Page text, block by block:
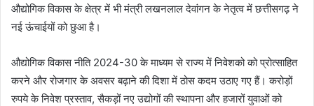
औद्योगिक विकास के क्षेत्र में भी मंत्री लखनलाल देवांगन के नेतृत्व में छत्तीसगढ़ ने
नई ऊंचाईयों को छुआ है।
औद्योगिक विकास नीति 2024-30 के माध्यम से राज्य में निवेशको को प्रोत्साहित
करने और रोजगार के अवसर बढ़ाने की दिशा में ठोस कदम उठाए गए हैं। करोड़ों
रुपये के निवेश प्रस्ताव, सैकड़ों नए उद्योगों की स्थापना और हजारों युवाओं को